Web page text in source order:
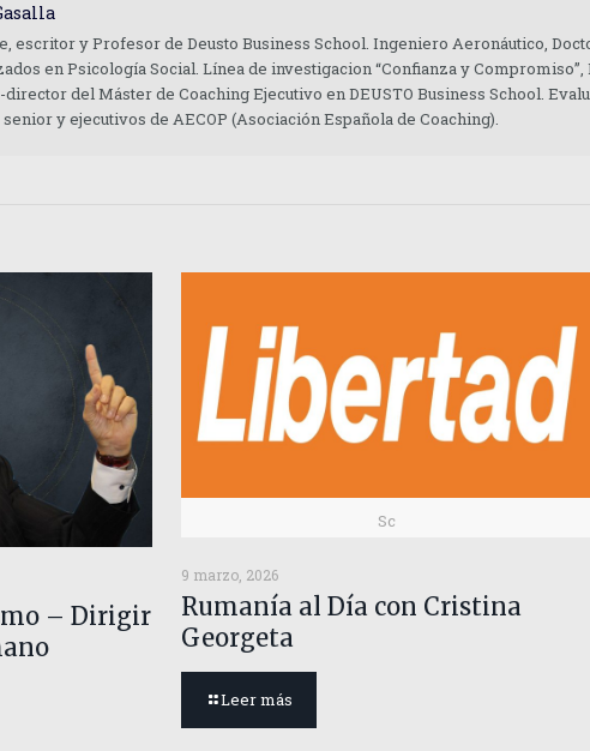
escritor y Profesor de Deusto Business School. Ingeniero Aeronáutico,
en Psicología Social. Línea de investigacion “Confianza y
director del Máster de Coaching Ejecutivo en DEUSTO Business School.
y ejecutivos de AECOP (Asociación Española de Coaching).
– Dirigir
Sc
9 marzo, 2026
Rumanía al Día con Cristina
Georgeta
Leer más